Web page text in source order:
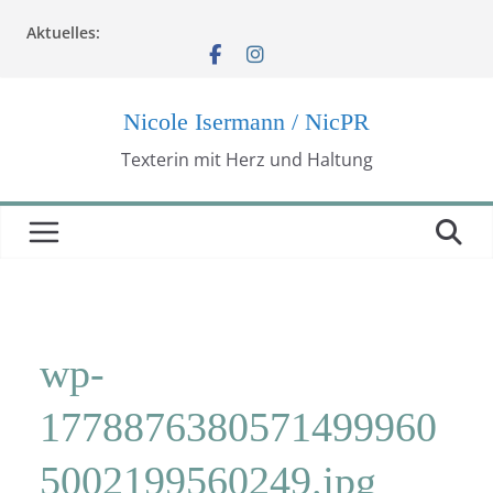
Inhalt
Aktuelles:
Nicole Isermann / NicPR
Texterin mit Herz und Haltung
wp-
1778876380571499960
5002199560249.jpg